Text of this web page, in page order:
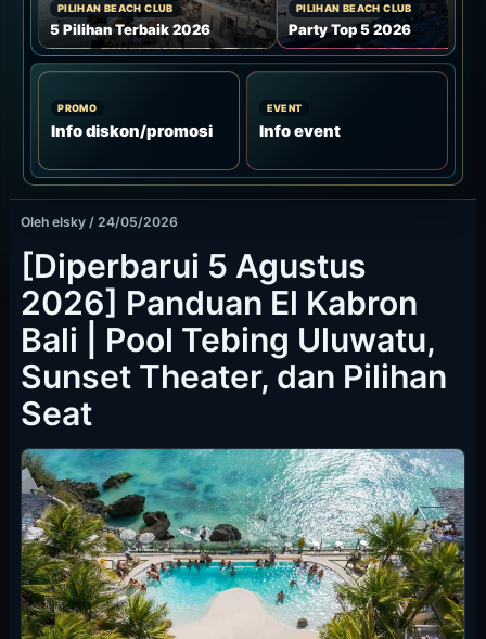
PILIHAN BEACH CLUB
5 Pilihan Terbaik 2026
PILIHAN BEACH CLUB
Party Top 5 2026
PROMO
Info diskon/promosi
EVENT
Info event
Oleh elsky / 24/05/2026
[Diperbarui 5 Agustus
2026] Panduan El Kabron
Bali | Pool Tebing Uluwatu,
Sunset Theater, dan Pilihan
Seat